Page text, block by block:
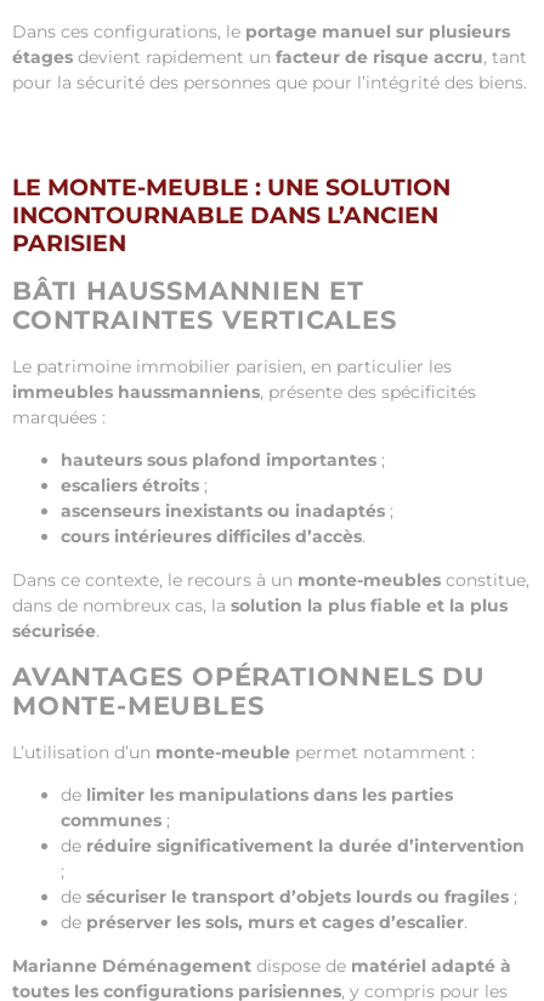
Dans ces configurations, le portage manuel sur plusieurs
étages devient rapidement un facteur de risque accru, tant
pour la sécurité des personnes que pour l’intégrité des biens.
LE MONTE-MEUBLE : UNE SOLUTION
INCONTOURNABLE DANS L’ANCIEN
PARISIEN
BÂTI HAUSSMANNIEN ET
CONTRAINTES VERTICALES
Le patrimoine immobilier parisien, en particulier les
immeubles haussmanniens, présente des spécificités
marquées :
hauteurs sous plafond importantes ;
escaliers étroits ;
ascenseurs inexistants ou inadaptés ;
cours intérieures difficiles d’accès.
Dans ce contexte, le recours à un monte-meubles constitue,
dans de nombreux cas, la solution la plus fiable et la plus
sécurisée.
AVANTAGES OPÉRATIONNELS DU
MONTE-MEUBLES
L’utilisation d’un monte-meuble permet notamment :
de limiter les manipulations dans les parties
communes ;
de réduire significativement la durée d’intervention
;
de sécuriser le transport d’objets lourds ou fragiles ;
de préserver les sols, murs et cages d’escalier.
Marianne Déménagement dispose de matériel adapté à
toutes les configurations parisiennes, y compris pour les